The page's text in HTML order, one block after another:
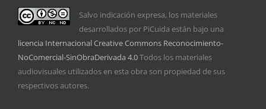
Salvo indicación expresa, los materiales
desarrollados por PiCuida están bajo una
licencia Internacional Creative Commons Reconocimiento-
NoComercial-SinObraDerivada 4.0Todos los materiales
audiovisuales utilizados en esta obra son propiedad de sus
respectivos autores.